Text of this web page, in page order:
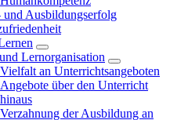
und Ausbildungserfolg
Lernorganisation
Vielfalt an Unterrichtsangeboten
Angebote über den Unterricht
hinaus
Verzahnung der Ausbildung an